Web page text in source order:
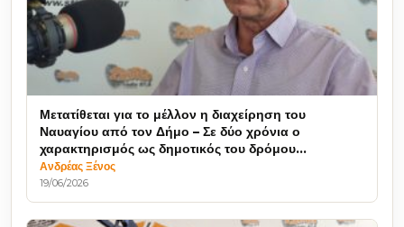
Μετατίθεται για το μέλλον η διαχείρηση του
Ναυαγίου από τον Δήμο – Σε δύο χρόνια ο
χαρακτηρισμός ως δημοτικός του δρόμου
πρόσβασης
Ανδρέας Ξένος
19/06/2026